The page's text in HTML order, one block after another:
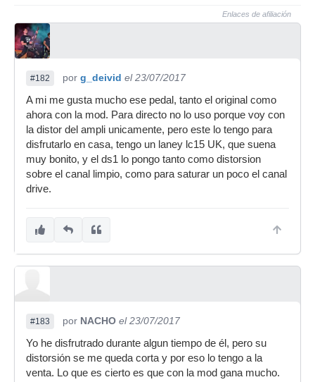
Enlaces de afiliación
#182 por g_deivid el 23/07/2017
A mi me gusta mucho ese pedal, tanto el original como
ahora con la mod. Para directo no lo uso porque voy con
la distor del ampli unicamente, pero este lo tengo para
disfrutarlo en casa, tengo un laney lc15 UK, que suena
muy bonito, y el ds1 lo pongo tanto como distorsion
sobre el canal limpio, como para saturar un poco el canal
drive.
#183 por NACHO el 23/07/2017
Yo he disfrutrado durante algun tiempo de él, pero su
distorsión se me queda corta y por eso lo tengo a la
venta. Lo que es cierto es que con la mod gana mucho.